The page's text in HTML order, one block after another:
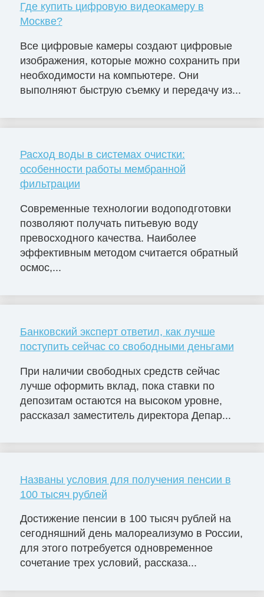
Где купить цифровую видеокамеру в
Москве?
Все цифровые камеры создают цифровые
изображения, которые можно сохранить при
необходимости на компьютере. Они
выполняют быструю съемку и передачу из...
Расход воды в системах очистки:
особенности работы мембранной
фильтрации
Современные технологии водоподготовки
позволяют получать питьевую воду
превосходного качества. Наиболее
эффективным методом считается обратный
осмос,...
Банковский эксперт ответил, как лучше
поступить сейчас со свободными деньгами
При наличии свободных средств сейчас
лучше оформить вклад, пока ставки по
депозитам остаются на высоком уровне,
рассказал заместитель директора Депар...
Названы условия для получения пенсии в
100 тысяч рублей
Достижение пенсии в 100 тысяч рублей на
сегодняшний день малореализумо в России,
для этого потребуется одновременное
сочетание трех условий, рассказа...